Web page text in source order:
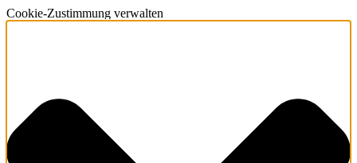
Cookie-Zustimmung verwalten